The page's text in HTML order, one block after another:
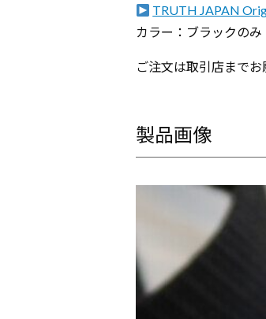
TRUTH JAPAN
カラー：ブラックのみ
ご注文は取引店までお
製品画像